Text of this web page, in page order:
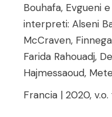
Bouhafa, Evgueni
interpreti: Alseni
McCraven,
Farida Rahouadj,
Hajmessaoud,
Francia | 2020,